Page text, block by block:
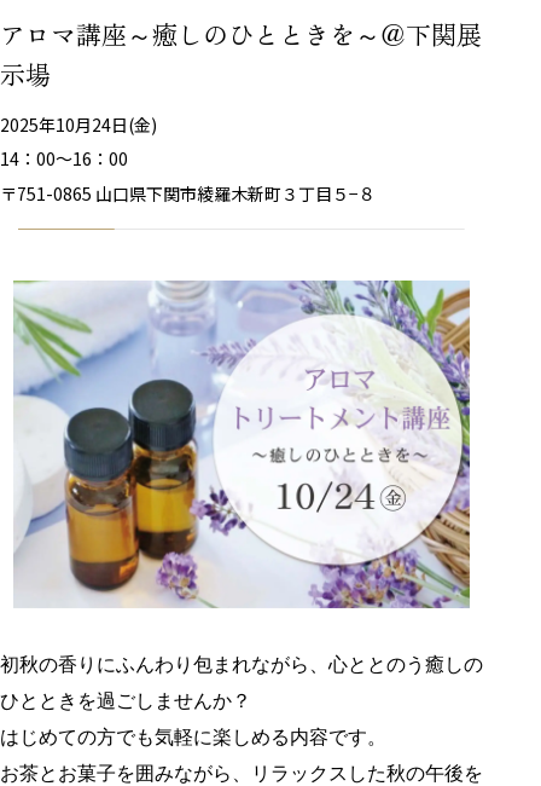
アロマ講座～癒しのひとときを～＠下関展
示場
2025年10月24日(金)
14：00～16：00
〒751-0865 山口県下関市綾羅木新町３丁目５−８
初秋の香りにふんわり包まれながら、心ととのう癒しの
ひとときを過ごしませんか？
はじめての方でも気軽に楽しめる内容です。
お茶とお菓子を囲みながら、リラックスした秋の午後を